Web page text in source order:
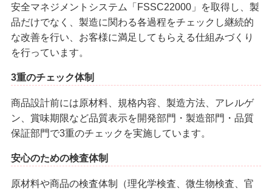
安全マネジメントシステム「FSSC22000」を取得し、製
品だけでなく、製造に関わる各過程をチェックし継続的
な改善を行い、お客様に満足してもらえる仕組みづくり
を行っています。
3重のチェック体制
商品設計前には原材料、規格内容、製造方法、アレルゲ
ン、賞味期限など品質表示を開発部門・製造部門・品質
保証部門で3重のチェックを実施しています。
安心のための検査体制
原材料や商品の検査体制（理化学検査、微生物検査、官